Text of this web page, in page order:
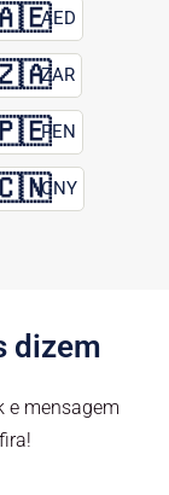
AED
ZAR
PEN
CNY
dizem
e mensagem